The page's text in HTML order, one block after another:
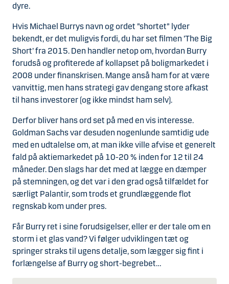
dyre.
Hvis Michael Burrys navn og ordet ”shortet” lyder
bekendt, er det muligvis fordi, du har set filmen ’The Big
Short’ fra 2015. Den handler netop om, hvordan Burry
forudså og profiterede af kollapset på boligmarkedet i
2008 under finanskrisen. Mange anså ham for at være
vanvittig, men hans strategi gav dengang store afkast
til hans investorer (og ikke mindst ham selv).
Derfor bliver hans ord set på med en vis interesse.
Goldman Sachs var desuden nogenlunde samtidig ude
med en udtalelse om, at man ikke ville afvise et generelt
fald på aktiemarkedet på 10-20 % inden for 12 til 24
måneder. Den slags har det med at lægge en dæmper
på stemningen, og det var i den grad også tilfældet for
særligt Palantir, som trods et grundlæggende flot
regnskab kom under pres.
Får Burry ret i sine forudsigelser, eller er der tale om en
storm i et glas vand? Vi følger udviklingen tæt og
springer straks til ugens detalje, som lægger sig fint i
forlængelse af Burry og short-begrebet…